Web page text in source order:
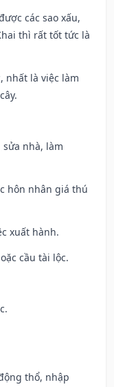
các sao xấu,
thì rất tốt tức là
nhất là việc làm
sửa nhà, làm
hôn nhân giá thú
xuất hành.
cầu tài lộc.
thổ, nhập